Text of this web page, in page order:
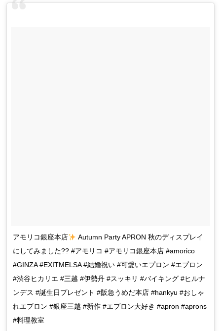
アモリコ銀座本店
Autumn Party APRON 秋のディスプレイ
にしてみました?? #アモリコ #アモリコ銀座本店 #amorico
#GINZA #EXITMELSA #結婚祝い #可愛いエプロン #エプロン
#渋谷ヒカリエ #三越 #伊勢丹 #スッキリ #バイキング #ヒルナ
ンデス #誕生日プレゼント #阪急うめだ本店 #hankyu #おしゃ
れエプロン #銀座三越 #新作 #エプロン大好き #apron #aprons
#料理教室